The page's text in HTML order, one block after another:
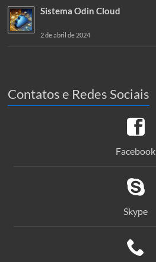
Sistema Odin Cloud
2 de abril de 2024
Contatos e Redes Sociais
Facebook
Skype